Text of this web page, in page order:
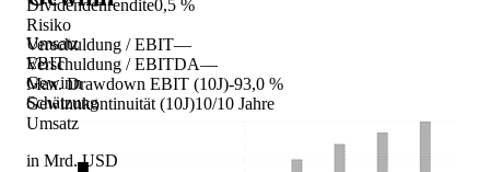
Dividendenrendite0,5 %
Risiko
Verschuldung / EBIT—
Verschuldung / EBITDA—
Max. Drawdown EBIT (10J)-93,0 %
Gewinnkontinuität (10J)10/10 Jahre
Umsatz
in Mrd. USD
Umsatz
EBIT
Gewinn
Schätzung